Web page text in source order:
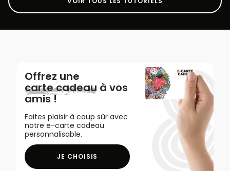
Offrez une
carte cadeau à vos
amis !
Faites plaisir à coup sûr avec
notre e-carte cadeau
personnalisable.
JE CHOISIS